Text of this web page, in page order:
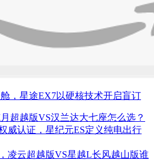
，星途EX7以硬核技术开启盲订
超越版VS汉兰达大七座怎么选？
威认证，星纪元ES定义纯电出行
凌云超越版VS星越L长风越山版谁